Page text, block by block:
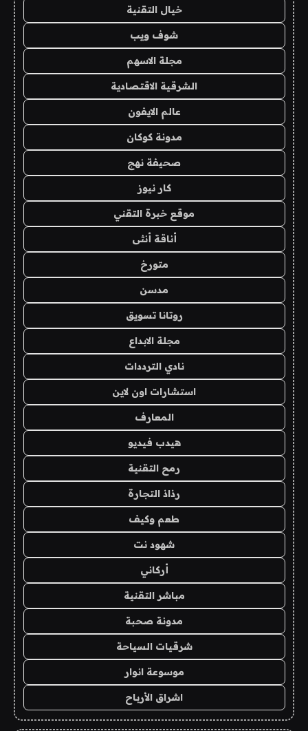
خيال التقنية
شوف ويب
مجلة الاسهم
الشرقية الاقتصادية
عالم الايفون
مدونة كوكان
صحيفة نهج
كار نيوز
موقع خبرة التقني
أناقة أنثى
متورخ
مدسن
روتانا تسويق
مجلة الابداع
نادي الترددات
استشارات اون لاين
المعارف
هيدب فيديو
رمح التقنية
رذاذ التجارة
طعم وكيف
شهود نت
أركاني
مباشر التقنية
مدونة صحبة
شرقيات السياحة
موسوعة انوار
اشراق الأرباح